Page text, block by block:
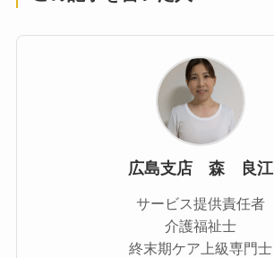
広島支店 森 良江
サービス提供責任者
介護福祉士
終末期ケア上級専門士